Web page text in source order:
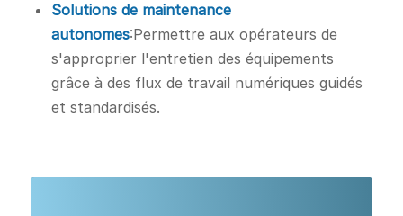
Solutions de maintenance
autonomes:Permettre aux opérateurs de
s'approprier l'entretien des équipements
grâce à des flux de travail numériques guidés
et standardisés.